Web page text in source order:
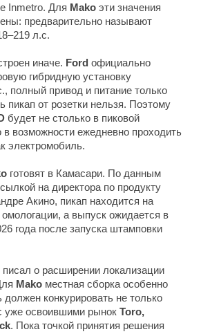
Inmetro. Для Mako эти значения
предварительно называют
л.с.
иначе. Ford официально
гибридную установку
полный привод и питание только
пикап от розетки нельзя. Поэтому
будет не столько в пиковой
возможности ежедневно проходить
электромобиль.
готовят в Камасари. По данным
на директора по продукту
Акино, пикап находится на
а выпуск ожидается в
года после запуска штамповки
писал о расширении локализации
Mako местная сборка особенно
конкурировать не только
уже освоившими рынок Toro,
. Пока точкой принятия решения